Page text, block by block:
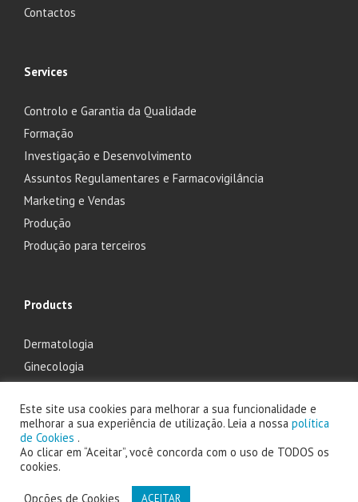
Contactos
Services
Controlo e Garantia da Qualidade
Formação
Investigação e Desenvolvimento
Assuntos Regulamentares e Farmacovigilância
Marketing e Vendas
Produção
Produção para terceiros
Products
Dermatologia
Ginecologia
Otorrinolaringologia
2025 Laboratório Edol - Produtos Farmacêuticos, S.A. powered by
Este site usa cookies para melhorar a sua funcionalidade e
melhorar a sua experiência de utilização. Leia a nossa política
de Cookies .
Ao clicar em “Aceitar”, você concorda com o uso de TODOS os
cookies.
Opções de Cookies ACEITAR